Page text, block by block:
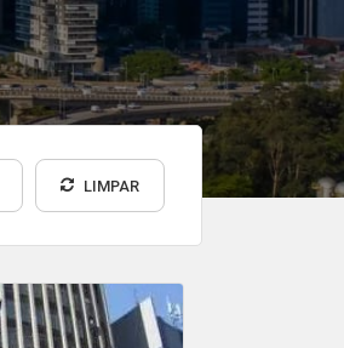
LIMPAR